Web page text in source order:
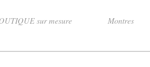
sur mesure Montres